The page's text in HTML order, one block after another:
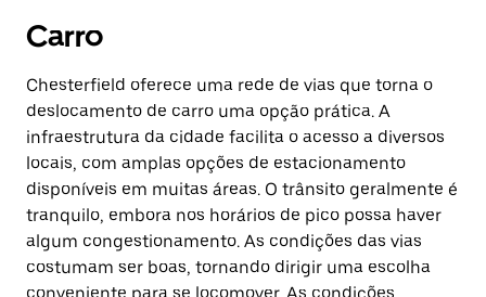
Carro
Chesterfield oferece uma rede de vias que torna o
deslocamento de carro uma opção prática. A
infraestrutura da cidade facilita o acesso a diversos
locais, com amplas opções de estacionamento
disponíveis em muitas áreas. O trânsito geralmente é
tranquilo, embora nos horários de pico possa haver
algum congestionamento. As condições das vias
costumam ser boas, tornando dirigir uma escolha